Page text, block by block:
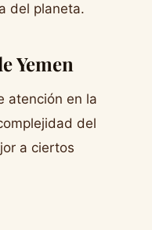
del planeta.
Yemen
atención en la
del
a ciertos